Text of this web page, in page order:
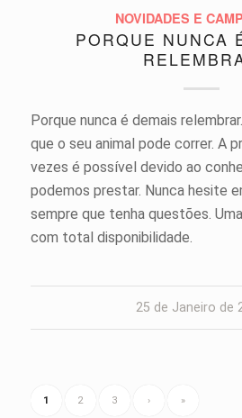
NOVIDADES E
PORQUE NUNCA
Porque nunca é demais
que o seu animal pode correr. A
vezes é possível devido ao
podemos prestar. Nunca hesite
sempre que tenha questões.
com total disponibilidade.
25 de Janeiro de
1 2 3 › »